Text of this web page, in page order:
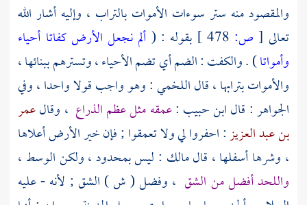
والمقصود منه ستر سوءات الأموات بالتراب ، وإليه أشار الله
تعالى [ ص: بقوله : ( ألم نجعل الأرض كفاتا أحياء
وأمواتا) . والكفت : الضم أي تضم الأحياء ، وتسترهم ببنائها ،
والأموات بترابها ، قالاللخمي: وهو واجب قولا واحدا ، وفي
الجواهر : قالابن حبيب :عمقه مثل عظم الذراع ، وقالعمر
بن عبد العزيز: احفروا لي ولا تعمقوا ; فإن خير الأرض أعلاها
، وشرها أسفلها ، قالمالك : ليس بمحدود ، ولكن الوسط ،
واللحد أفضل من الشق ، وفضل ( ش ) الشق ; لأنه - عليه